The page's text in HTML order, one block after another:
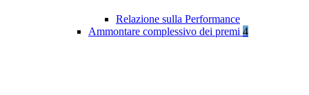
Relazione sulla Performance
Ammontare complessivo dei premi 4